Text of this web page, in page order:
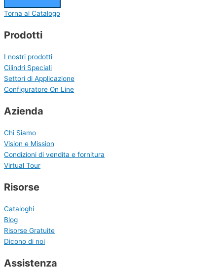
Torna al Catalogo
Prodotti
I nostri prodotti
Cilindri Speciali
Settori di Applicazione
Configuratore On Line
Azienda
Chi Siamo
Vision e Mission
Condizioni di vendita e fornitura
Virtual Tour
Risorse
Cataloghi
Blog
Risorse Gratuite
Dicono di noi
Assistenza